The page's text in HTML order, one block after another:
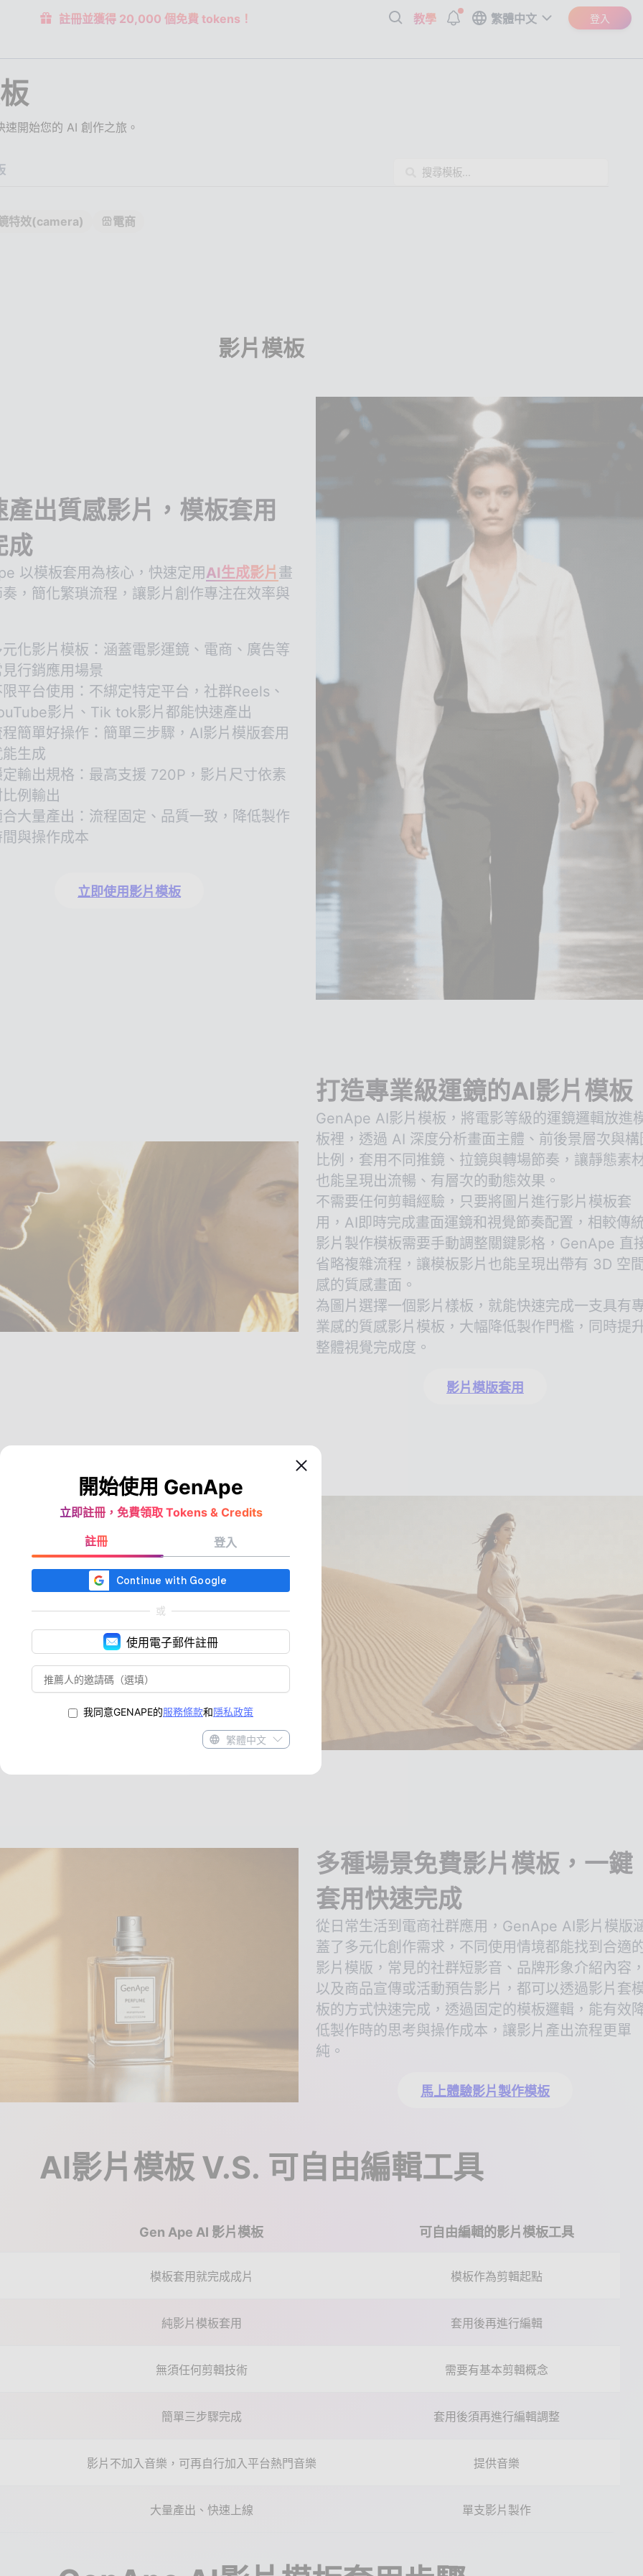
註冊並獲得 20,000 個免費 tokens！ 教學 繁體中文 登入
速開始您的 AI 創作之旅。
特效(camera)
電商
影片模板
產出質感影片，模板套用
成
以模板套用為核心，快速定用 AI生成影片 畫
，簡化繁瑣流程，讓影片創作專注在效率與
化影片模板：涵蓋電影運鏡、電商、廣告等
行銷應用場景
平台使用：不綁定特定平台，社群Reels、
影片、Tik tok影片都能快速產出
簡單好操作：簡單三步驟，AI影片模版套用
生成
輸出規格：最高支援 720P，影片尺寸依素
例輸出
大量產出：流程固定、品質一致，降低製作
與操作成本
立即使用影片模板
打造專業級運鏡的AI影片模板
GenApe AI影片模板，將電影等級的運鏡邏輯放進
板裡，透過 AI 深度分析畫面主體、前後景層次與構
比例，套用不同推鏡、拉鏡與轉場節奏，讓靜態素
也能呈現出流暢、有層次的動態效果。
不需要任何剪輯經驗，只要將圖片進行影片模板套
用，AI即時完成畫面運鏡和視覺節奏配置，相較傳
影片製作模板需要手動調整關鍵影格，GenApe 直
省略複雜流程，讓模板影片也能呈現出帶有 3D 空
感的質感畫面。
為圖片選擇一個影片樣板，就能快速完成一支具有
業感的質感影片模板，大幅降低製作門檻，同時提
整體視覺完成度。
影片模版套用
板套用設計，讓影片製作
由編輯的影片模板工具不同，GenApe AI採
片模板套用」設計，讓你每一次套用都能在
內完成，GenApe 先幫你完成「畫面與節
把最後的創意主導權留給你，你不需要處理
雜的畫面設定流程，也不需要反覆調整時間
節奏，只要準備好圖片，就能夠放到AI影片
，特別適合追求速度與穩定品質的使用情
多種場景免費影片模板，一鍵
套用快速完成
從日常生活到電商社群應用，GenApe AI影片模版
蓋了多元化創作需求，不同使用情境都能找到合適
影片模版，常見的社群短影音、品牌形象介紹內容
以及商品宣傳或活動預告影片，都可以透過影片套
板的方式快速完成，透過固定的模板邏輯，能有效
低製作時的思考與操作成本，讓影片產出流程更單
純。
馬上體驗影片製作模板
AI影片模板 V.S. 可自由編輯工具
Gen Ape AI 影片模板 可自由編輯的影片模板工具
模板套用就完成成片 模板作為剪輯起點
純影片模板套用 套用後再進行編輯
無須任何剪輯技術 需要有基本剪輯概念
簡單三步驟完成 套用後須再進行編輯調整
影片不加入音樂，可再自行加入平台熱門音樂 提供音樂
大量產出、快速上線 單支影片製作
開始使用 GenApe
立即註冊，免費領取 Tokens & Credits
註冊
登入
或
使用電子郵件註冊
我同意GENAPE的服務條款和隱私政策
繁體中文